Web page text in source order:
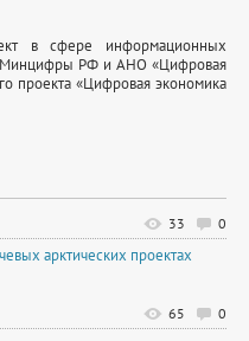
в сфере информационных
Минцифры РФ и АНО «Цифровая
проекта «Цифровая экономика
0
33
арктических проектах
0
65